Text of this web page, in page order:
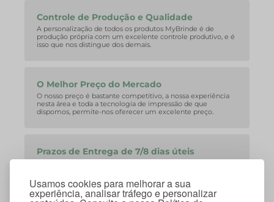
Usamos cookies para melhorar a sua
experiência, analisar tráfego e personalizar
Controle de Produção e Qualidade
A personalização de todos os produtos MyBrinde é de
produção própria com um excelente controle produtivo, e é
isso que nos distingue dos demais.
O Melhor Preço do Mercado
O nosso preço é bastante competitivo, a nossa experiência
nesta área e toda a tecnologia de impressão de que
dispomos, permite-nos oferecer um excelente preço.
Prazos de Entrega de 7/8 dias úteis